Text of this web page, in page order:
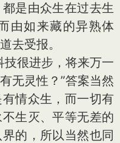
是由众生在过去生
由如来藏的异熟体
去受报。
技很进步，将来万一
无灵性？”答案当然
情众生，而一切有
生灭、平等无差的
的，所以当然也同